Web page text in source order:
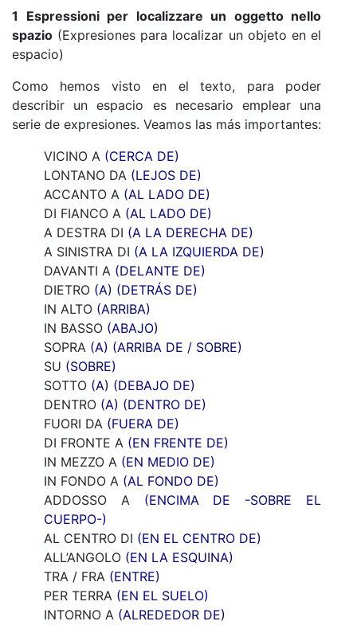
1 Espressioni per localizzare un oggetto nello
spazio (Expresiones para localizar un objeto en el
espacio)
Como hemos visto en el texto, para poder
describir un espacio es necesario emplear una
serie de expresiones. Veamos las más importantes:
VICINO A (CERCA DE)
LONTANO DA (LEJOS DE)
ACCANTO A (AL LADO DE)
DI FIANCO A (AL LADO DE)
A DESTRA DI (A LA DERECHA DE)
A SINISTRA DI (A LA IZQUIERDA DE)
DAVANTI A (DELANTE DE)
DIETRO (A) (DETRÁS DE)
IN ALTO (ARRIBA)
IN BASSO (ABAJO)
SOPRA (A) (ARRIBA DE / SOBRE)
SU (SOBRE)
SOTTO (A) (DEBAJO DE)
DENTRO (A) (DENTRO DE)
FUORI DA (FUERA DE)
DI FRONTE A (EN FRENTE DE)
IN MEZZO A (EN MEDIO DE)
IN FONDO A (AL FONDO DE)
ADDOSSO A (ENCIMA DE -SOBRE EL
CUERPO-)
AL CENTRO DI (EN EL CENTRO DE)
ALL’ANGOLO (EN LA ESQUINA)
TRA / FRA (ENTRE)
PER TERRA (EN EL SUELO)
INTORNO A (ALREDEDOR DE)